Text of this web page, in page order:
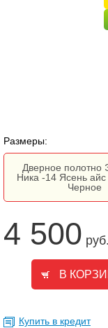
Размеры:
Дверное полотно
Ника -14 Ясень
Черное
4 500 руб.
Купить в кредит